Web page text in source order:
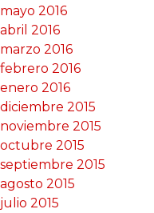
mayo 2016
abril 2016
marzo 2016
febrero 2016
enero 2016
diciembre 2015
noviembre 2015
octubre 2015
septiembre 2015
agosto 2015
julio 2015